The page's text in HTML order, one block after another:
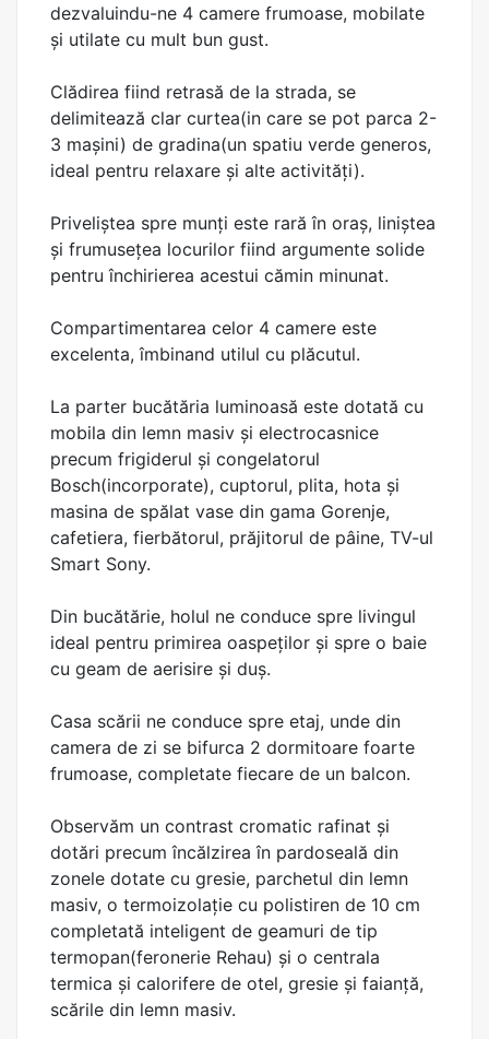
dezvaluindu-ne 4 camere frumoase, mobilate
și utilate cu mult bun gust.
Clădirea fiind retrasă de la strada, se
delimitează clar curtea(in care se pot parca 2-
3 mașini) de gradina(un spatiu verde generos,
ideal pentru relaxare și alte activități).
Priveliștea spre munți este rară în oraș, liniștea
și frumusețea locurilor fiind argumente solide
pentru închirierea acestui cămin minunat.
Compartimentarea celor 4 camere este
excelenta, îmbinand utilul cu plăcutul.
La parter bucătăria luminoasă este dotată cu
mobila din lemn masiv și electrocasnice
precum frigiderul și congelatorul
Bosch(incorporate), cuptorul, plita, hota și
masina de spălat vase din gama Gorenje,
cafetiera, fierbătorul, prăjitorul de pâine, TV-ul
Smart Sony.
Din bucătărie, holul ne conduce spre livingul
ideal pentru primirea oaspeților și spre o baie
cu geam de aerisire și duș.
Casa scării ne conduce spre etaj, unde din
camera de zi se bifurca 2 dormitoare foarte
frumoase, completate fiecare de un balcon.
Observăm un contrast cromatic rafinat și
dotări precum încălzirea în pardoseală din
zonele dotate cu gresie, parchetul din lemn
masiv, o termoizolație cu polistiren de 10 cm
completată inteligent de geamuri de tip
termopan(feronerie Rehau) și o centrala
termica și calorifere de otel, gresie și faianță,
scările din lemn masiv.